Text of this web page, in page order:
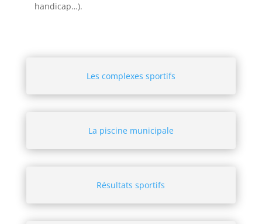
handicap…).
Les complexes sportifs
La piscine municipale
Résultats sportifs